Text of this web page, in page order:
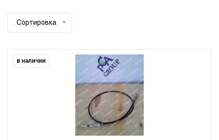
Сортировка
в наличии